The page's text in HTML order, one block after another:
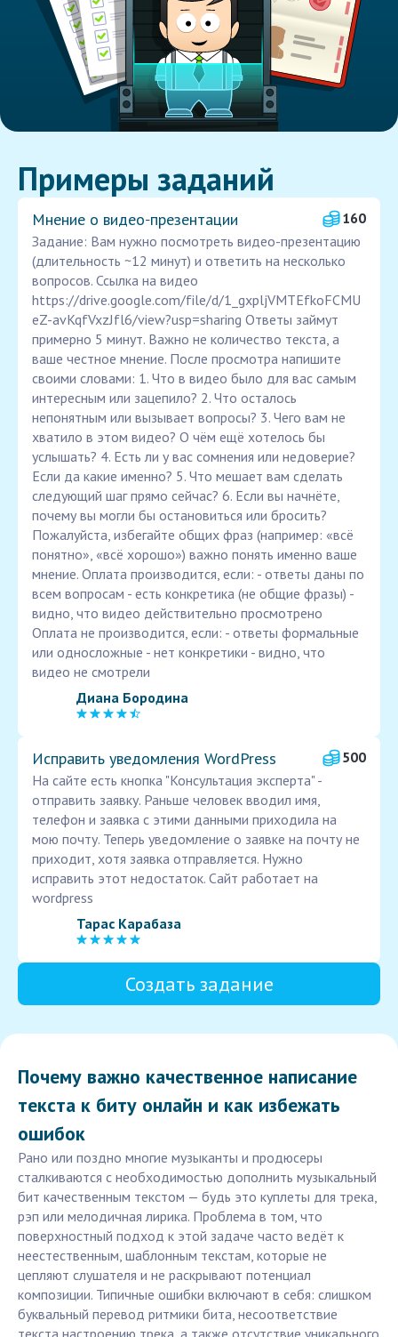
Примеры заданий
Мнение о видео‑презентации
160
Задание: Вам нужно посмотреть видео-презентацию
(длительность ~12 минут) и ответить на несколько
вопросов. Ссылка на видео
https://drive.google.com/file/d/1_gxpljVMTEfkoFCMU
eZ-avKqfVxzJfl6/view?usp=sharing Ответы займут
примерно 5 минут. Важно не количество текста, а
ваше честное мнение. После просмотра напишите
своими словами: 1. Что в видео было для вас самым
интересным или зацепило? 2. Что осталось
непонятным или вызывает вопросы? 3. Чего вам не
хватило в этом видео? О чём ещё хотелось бы
услышать? 4. Есть ли у вас сомнения или недоверие?
Если да какие именно? 5. Что мешает вам сделать
следующий шаг прямо сейчас? 6. Если вы начнёте,
почему вы могли бы остановиться или бросить? ️
Пожалуйста, избегайте общих фраз (например: «всё
понятно», «всё хорошо») важно понять именно ваше
мнение. Оплата производится, если: - ответы даны по
всем вопросам - есть конкретика (не общие фразы) -
видно, что видео действительно просмотрено
Оплата не производится, если: - ответы формальные
или односложные - нет конкретики - видно, что
видео не смотрели
Диана Бородина
Исправить уведомления WordPress
500
На сайте есть кнопка "Консультация эксперта" -
отправить заявку. Раньше человек вводил имя,
телефон и заявка с этими данными приходила на
мою почту. Теперь уведомление о заявке на почту не
приходит, хотя заявка отправляется. Нужно
исправить этот недостаток. Сайт работает на
wordpress
Тарас Карабаза
Создать задание
Почему важно качественное написание
текста к биту онлайн и как избежать
ошибок
Рано или поздно многие музыканты и продюсеры
сталкиваются с необходимостью дополнить музыкальный
бит качественным текстом — будь это куплеты для трека,
рэп или мелодичная лирика. Проблема в том, что
поверхностный подход к этой задаче часто ведёт к
неестественным, шаблонным текстам, которые не
цепляют слушателя и не раскрывают потенциал
композиции. Типичные ошибки включают в себя: слишком
буквальный перевод ритмики бита, несоответствие